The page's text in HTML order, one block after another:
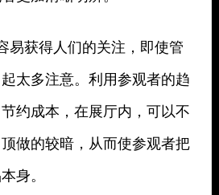
易获得人们的关注，即使管
太多注意。利用参观者的趋
约成本，在展厅内，可以不
做的较暗，从而使参观者把
身。